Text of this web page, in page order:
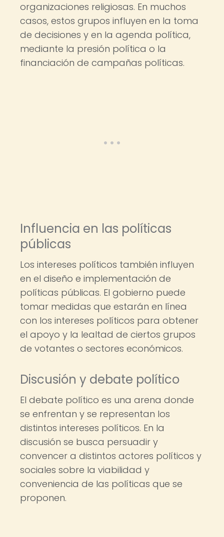
organizaciones religiosas. En muchos
casos, estos grupos influyen en la toma
de decisiones y en la agenda política,
mediante la presión política o la
financiación de campañas políticas.
Influencia en las políticas
públicas
Los intereses políticos también influyen
en el diseño e implementación de
políticas públicas. El gobierno puede
tomar medidas que estarán en línea
con los intereses políticos para obtener
el apoyo y la lealtad de ciertos grupos
de votantes o sectores económicos.
Discusión y debate político
El debate político es una arena donde
se enfrentan y se representan los
distintos intereses políticos. En la
discusión se busca persuadir y
convencer a distintos actores políticos y
sociales sobre la viabilidad y
conveniencia de las políticas que se
proponen.